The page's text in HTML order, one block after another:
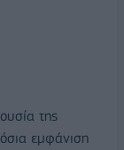
της
εμφάνιση